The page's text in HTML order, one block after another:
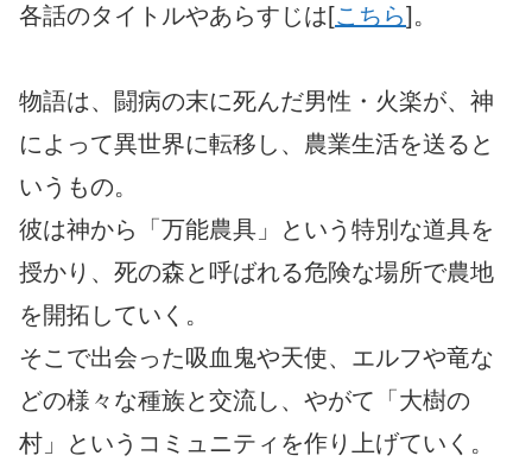
各話のタイトルやあらすじは[こちら]。
物語は、闘病の末に死んだ男性・火楽が、神
によって異世界に転移し、農業生活を送ると
いうもの。
彼は神から「万能農具」という特別な道具を
授かり、死の森と呼ばれる危険な場所で農地
を開拓していく。
そこで出会った吸血鬼や天使、エルフや竜な
どの様々な種族と交流し、やがて「大樹の
村」というコミュニティを作り上げていく。